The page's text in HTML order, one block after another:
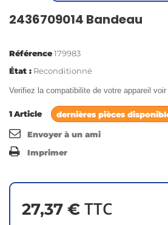
2436709014 Bandeau
Référence179983
État : Reconditionné
Verifiez la compatibilite de votre appareil
1Article dernières pièces
Envoyer à un ami
Imprimer
27,37 € TTC